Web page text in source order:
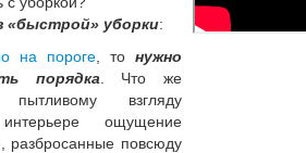
«быстрой» уборки:
на пороге, то нужно
порядка . Что же
взгляду
ощущение
разбросанные повсюду